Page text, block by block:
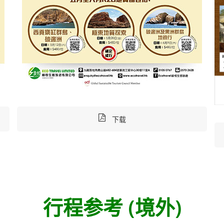
下载
行程参考 (境外)